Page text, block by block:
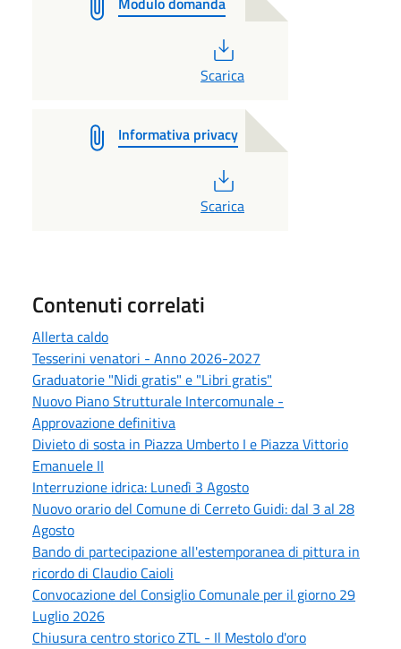
Scarica
Informativa privacy
Scarica
Contenuti correlati
Allerta caldo
Tesserini venatori - Anno 2026-2027
Graduatorie "Nidi gratis" e "Libri gratis"
Nuovo Piano Strutturale Intercomunale -
Approvazione definitiva
Divieto di sosta in Piazza Umberto I e Piazza Vittorio
Emanuele II
Interruzione idrica: Lunedì 3 Agosto
Nuovo orario del Comune di Cerreto Guidi: dal 3 al 28
Agosto
Bando di partecipazione all'estemporanea di pittura in
ricordo di Claudio Caioli
Convocazione del Consiglio Comunale per il giorno 29
Luglio 2026
Chiusura centro storico ZTL - Il Mestolo d'oro